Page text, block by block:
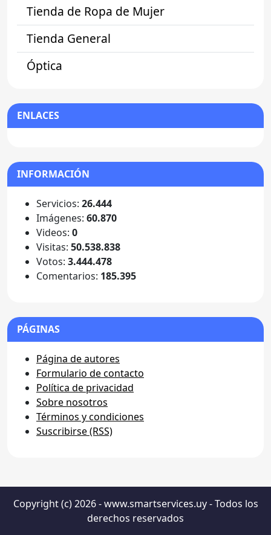
Tienda de Ropa de Mujer
Tienda General
Óptica
ENLACES
INFORMACIÓN
Servicios: 26.444
Imágenes: 60.870
Videos: 0
Visitas: 50.538.838
Votos: 3.444.478
Comentarios: 185.395
PÁGINAS
Página de autores
Formulario de contacto
Política de privacidad
Sobre nosotros
Términos y condiciones
Suscribirse (RSS)
Copyright (c) 2026 - www.smartservices.uy - Todos los
derechos reservados